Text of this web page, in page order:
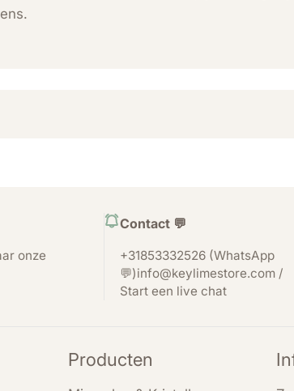
onze
Contact 💬
+31853332526 (WhatsApp
💬)info@keylimestore.com /
Start een live chat
Producten